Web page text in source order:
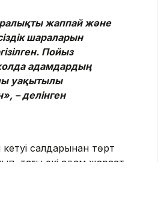
жаппай және
шараларын
Пойыз
адамдардың
уақытылы
– делінген
салдарынан төрт
тағы екі адам жарақат